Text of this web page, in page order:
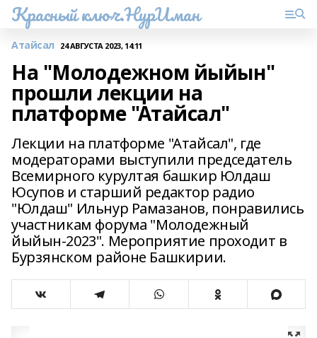
Красный ключ.НурИман
Атайсал 24 АВГУСТА 2023, 14:11
На "Молодежном йыйын"
прошли лекции на
платформе "Атайсал"
Лекции на платформе "Атайсал", где
модераторами выступили председатель
Всемирного курултая башкир Юлдаш
Юсупов и старший редактор радио
"Юлдаш" Ильнур Рамазанов, понравились
участникам форума "Молодежный
йыйын-2023". Мероприятие проходит в
Бурзянском районе Башкирии.